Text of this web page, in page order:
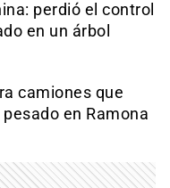
perdió el control
en un árbol
camiones que
en Ramona